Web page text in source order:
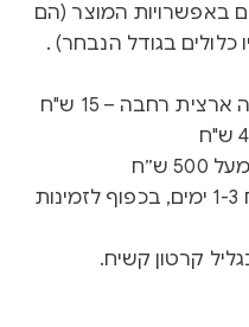
באפשרויות המוצר (הם
כלולים בגודל הנבחר) .
רחבה – 15 ש"ח
ש״ח
זמן ייצור 3-5 ימים + זמן משלוח 1-3 ימים, בכפוף לזמינות
קרטון קשיח.